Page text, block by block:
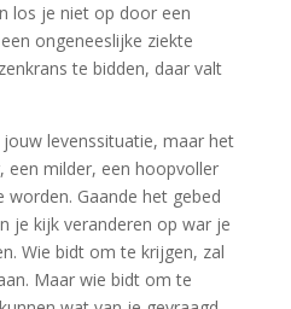
los je niet op door een
ongeneeslijke ziekte
te bidden, daar valt
levenssituatie, maar het
een milder, een hoopvoller
worden. Gaande het gebed
je kijk veranderen op war je
Wie bidt om te krijgen, zal
Maar wie bidt om te